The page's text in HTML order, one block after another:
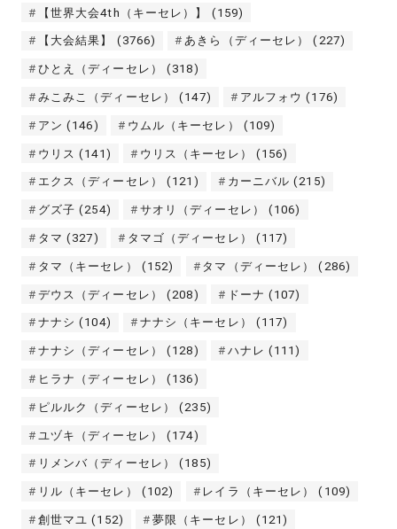
【世界大会4th（キーセレ）】 (159)
【大会結果】 (3766) あきら（ディーセレ） (227)
ひとえ（ディーセレ） (318)
みこみこ（ディーセレ） (147) アルフォウ (176)
アン (146) ウムル（キーセレ） (109)
ウリス (141) ウリス（キーセレ） (156)
エクス（ディーセレ） (121) カーニバル (215)
グズ子 (254) サオリ（ディーセレ） (106)
タマ (327) タマゴ（ディーセレ） (117)
タマ（キーセレ） (152) タマ（ディーセレ） (286)
デウス（ディーセレ） (208) ドーナ (107)
ナナシ (104) ナナシ（キーセレ） (117)
ナナシ（ディーセレ） (128) ハナレ (111)
ヒラナ（ディーセレ） (136)
ピルルク（ディーセレ） (235)
ユヅキ（ディーセレ） (174)
リメンバ（ディーセレ） (185)
リル（キーセレ） (102) レイラ（キーセレ） (109)
創世マユ (152) 夢限（キーセレ） (121)